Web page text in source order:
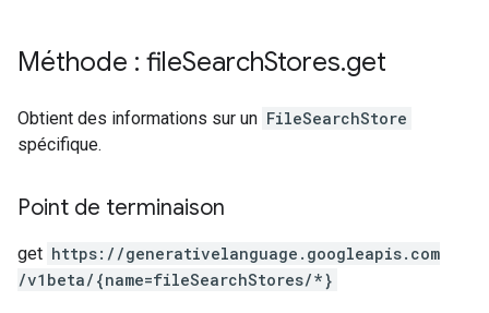
Méthode : fileSearchStores.get
Obtient des informations sur un FileSearchStore
spécifique.
Point de terminaison
get https: / /generativelanguage.googleapis.com
/v1beta/{name=fileSearchStores/*}